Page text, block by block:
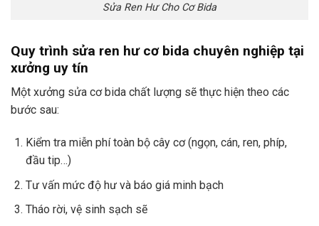
Sửa Ren Hư Cho Cơ Bida
Quy trình sửa ren hư cơ bida chuyên nghiệp tại
xưởng uy tín
Một xưởng sửa cơ bida chất lượng sẽ thực hiện theo các
bước sau:
Kiểm tra miễn phí toàn bộ cây cơ (ngọn, cán, ren, phíp,
đầu tip…)
Tư vấn mức độ hư và báo giá minh bạch
Tháo rời, vệ sinh sạch sẽ